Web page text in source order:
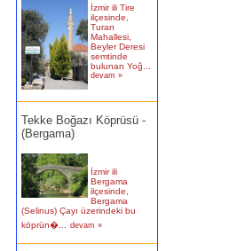
ilçesinde,
Turan
Mahallesi,
Beyler Deresi
semtinde
bulunan Yoğ...
devam »
(Bergama)
Bergama
ilçesinde,
Bergama
(Selinus) Çayı üzerindeki bu
köprün�... devam »